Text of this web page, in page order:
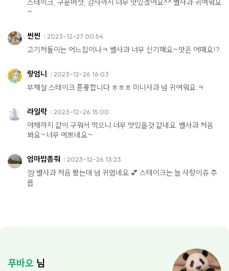
스테이크, 구운버섯, 감자까지 너무 맛있겠어요^^ 별사과 귀여워요
~
씬씬 2023-12-27 00:54
고기처돌이는 어느집이나ㅋ 별사과 너무 신기해요~맛은 어때요!?
랑엄니 2023-12-26 16:03
부채살 스테이크 훈륭합니다 ㅎㅎㅎ 미니사과 넘 귀여워요 ㅋ
라일락 2023-12-26 15:00
야채까지 같이 구워서 먹으니 너무 맛있을것 같네요. 별사과 처음
봐요~너무 예쁘네요~
엄마밥좀줘 2023-12-26 13:23
꺙 별사과 처음 봤는데 넘 귀엽네요 💕 스테이크는 늘 사랑이쥬 추
릅
푸바오 님